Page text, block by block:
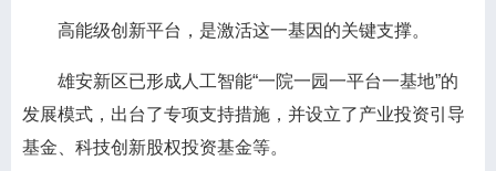
高能级创新平台，是激活这一基因的关键支撑。
雄安新区已形成人工智能“一院一园一平台一基地”的
发展模式，出台了专项支持措施，并设立了产业投资引导
基金、科技创新股权投资基金等。